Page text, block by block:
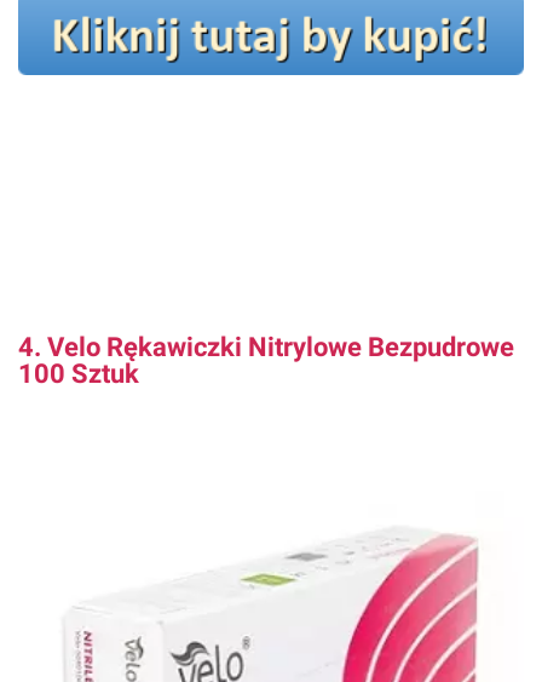
4. Velo Rękawiczki Nitrylowe Bezpudrowe
100 Sztuk